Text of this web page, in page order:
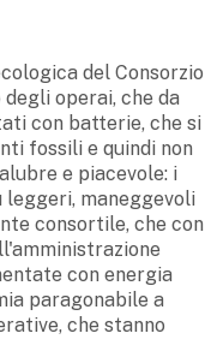
del Consorzio
operai, che da
con batterie, che si
fossili e quindi non
e piacevole: i
leggeri, maneggevoli
consortile, che con
con energia
paragonabile a
che stanno